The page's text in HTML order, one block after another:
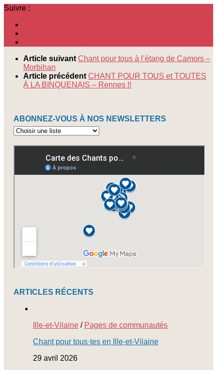
Suivre :
Article suivant Chant pour tous à l’étang de Camors –
Morbihan
Article précédent CHANT POUR TOUS et TOUTES
À LA BINQUENAIS – Rennes !!
ABONNEZ-VOUS À NOS NEWSLETTERS
Abonnez-
à
newsletters
ARTICLES RÉCENTS
Ille-et-Vilaine / Pages de communautés
Chant pour tous·tes en Ille-et-Vilaine
29 avril 2026